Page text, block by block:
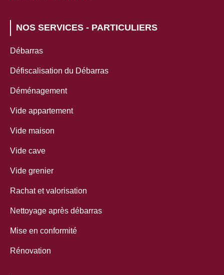
NOS SERVICES - PARTICULIERS
Débarras
Défiscalisation du Débarras
Déménagement
Vide appartement
Vide maison
Vide cave
Vide grenier
Rachat et valorisation
Nettoyage après débarras
Mise en conformité
Rénovation